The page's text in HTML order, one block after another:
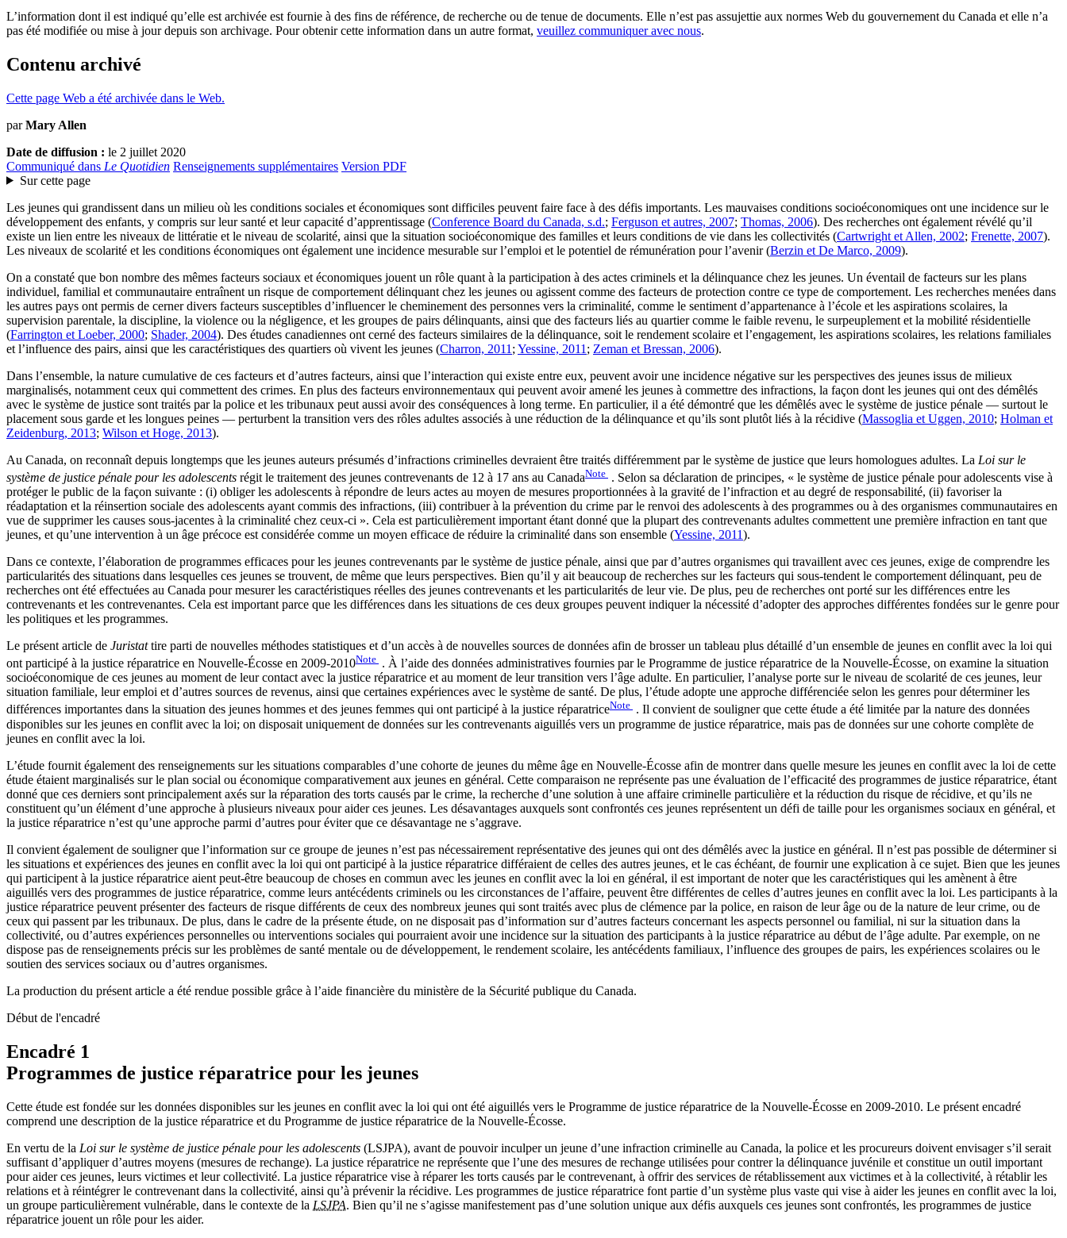
L’information dont il est indiqué qu’elle est archivée est fournie à des fins de référence, de recherche ou de tenue de documents. Elle n’est pas assujettie aux normes Web du gouvernement du Canada et elle n’a
pas été modifiée ou mise à jour depuis son archivage. Pour obtenir cette information dans un autre format, veuillez communiquer avec nous.
Contenu archivé
Cette page Web a été archivée dans le Web.
parMary Allen
Date de diffusion : le 2 juillet 2020
Communiqué dans Le Quotidien Renseignements supplémentaires Version PDF
Sur cette page
Les jeunes qui grandissent dans un milieu où les conditions sociales et économiques sont difficiles peuvent faire face à des défis importants. Les mauvaises conditions socioéconomiques ont une incidence sur le
développement des enfants, y compris sur leur santé et leur capacité d’apprentissage (Conference Board du Canada, s.d.; Ferguson et autres, 2007; Thomas, 2006). Des recherches ont également révélé qu’il
existe un lien entre les niveaux de littératie et le niveau de scolarité, ainsi que la situation socioéconomique des familles et leurs conditions de vie dans les collectivités (Cartwright et Allen, 2002; Frenette, 2007).
Les niveaux de scolarité et les conditions économiques ont également une incidence mesurable sur l’emploi et le potentiel de rémunération pour l’avenir (Berzin et De Marco, 2009).
On a constaté que bon nombre des mêmes facteurs sociaux et économiques jouent un rôle quant à la participation à des actes criminels et la délinquance chez les jeunes. Un éventail de facteurs sur les plans
individuel, familial et communautaire entraînent un risque de comportement délinquant chez les jeunes ou agissent comme des facteurs de protection contre ce type de comportement. Les recherches menées dans
les autres pays ont permis de cerner divers facteurs susceptibles d’influencer le cheminement des personnes vers la criminalité, comme le sentiment d’appartenance à l’école et les aspirations scolaires, la
supervision parentale, la discipline, la violence ou la négligence, et les groupes de pairs délinquants, ainsi que des facteurs liés au quartier comme le faible revenu, le surpeuplement et la mobilité résidentielle
(Farrington et Loeber, 2000; Shader, 2004). Des études canadiennes ont cerné des facteurs similaires de la délinquance, soit le rendement scolaire et l’engagement, les aspirations scolaires, les relations familiales
et l’influence des pairs, ainsi que les caractéristiques des quartiers où vivent les jeunes (Charron, 2011 ; Yessine, 2011 ; Zeman et Bressan, 2006).
Dans l’ensemble, la nature cumulative de ces facteurs et d’autres facteurs, ainsi que l’interaction qui existe entre eux, peuvent avoir une incidence négative sur les perspectives des jeunes issus de milieux
marginalisés, notamment ceux qui commettent des crimes. En plus des facteurs environnementaux qui peuvent avoir amené les jeunes à commettre des infractions, la façon dont les jeunes qui ont des démêlés
avec le système de justice sont traités par la police et les tribunaux peut aussi avoir des conséquences à long terme. En particulier, il a été démontré que les démêlés avec le système de justice pénale — surtout le
placement sous garde et les longues peines — perturbent la transition vers des rôles adultes associés à une réduction de la délinquance et qu’ils sont plutôt liés à la récidive (Massoglia et Uggen, 2010; Holman et
Zeidenburg, 2013; Wilson et Hoge, 2013).
Au Canada, on reconnaît depuis longtemps que les jeunes auteurs présumés d’infractions criminelles devraient être traités différemment par le système de justice que leurs homologues adultes. La Loi sur le
système de justice pénale pour les adolescents régit le traitement des jeunes contrevenants de 12 à 17 ans au CanadaNote . Selon sa déclaration de principes, « le système de justice pénale pour adolescents vise à
protéger le public de la façon suivante : (i) obliger les adolescents à répondre de leurs actes au moyen de mesures proportionnées à la gravité de l’infraction et au degré de responsabilité, (ii) favoriser la
réadaptation et la réinsertion sociale des adolescents ayant commis des infractions, (iii) contribuer à la prévention du crime par le renvoi des adolescents à des programmes ou à des organismes communautaires en
vue de supprimer les causes sous-jacentes à la criminalité chez ceux-ci ». Cela est particulièrement important étant donné que la plupart des contrevenants adultes commettent une première infraction en tant que
jeunes, et qu’une intervention à un âge précoce est considérée comme un moyen efficace de réduire la criminalité dans son ensemble (Yessine, 2011).
Dans ce contexte, l’élaboration de programmes efficaces pour les jeunes contrevenants par le système de justice pénale, ainsi que par d’autres organismes qui travaillent avec ces jeunes, exige de comprendre les
particularités des situations dans lesquelles ces jeunes se trouvent, de même que leurs perspectives. Bien qu’il y ait beaucoup de recherches sur les facteurs qui sous-tendent le comportement délinquant, peu de
recherches ont été effectuées au Canada pour mesurer les caractéristiques réelles des jeunes contrevenants et les particularités de leur vie. De plus, peu de recherches ont porté sur les différences entre les
contrevenants et les contrevenantes. Cela est important parce que les différences dans les situations de ces deux groupes peuvent indiquer la nécessité d’adopter des approches différentes fondées sur le genre pour
les politiques et les programmes.
Le présent article de Juristattire parti de nouvelles méthodes statistiques et d’un accès à de nouvelles sources de données afin de brosser un tableau plus détaillé d’un ensemble de jeunes en conflit avec la loi qui
ont participé à la justice réparatrice en Nouvelle-Écosse en 2009-2010Note . À l’aide des données administratives fournies par le Programme de justice réparatrice de la Nouvelle-Écosse, on examine la situation
socioéconomique de ces jeunes au moment de leur contact avec la justice réparatrice et au moment de leur transition vers l’âge adulte. En particulier, l’analyse porte sur le niveau de scolarité de ces jeunes, leur
situation familiale, leur emploi et d’autres sources de revenus, ainsi que certaines expériences avec le système de santé. De plus, l’étude adopte une approche différenciée selon les genres pour déterminer les
différences importantes dans la situation des jeunes hommes et des jeunes femmes qui ont participé à la justice réparatriceNote . Il convient de souligner que cette étude a été limitée par la nature des données
disponibles sur les jeunes en conflit avec la loi; on disposait uniquement de données sur les contrevenants aiguillés vers un programme de justice réparatrice, mais pas de données sur une cohorte complète de
jeunes en conflit avec la loi.
L’étude fournit également des renseignements sur les situations comparables d’une cohorte de jeunes du même âge en Nouvelle-Écosse afin de montrer dans quelle mesure les jeunes en conflit avec la loi de cette
étude étaient marginalisés sur le plan social ou économique comparativement aux jeunes en général. Cette comparaison ne représente pas une évaluation de l’efficacité des programmes de justice réparatrice, étant
donné que ces derniers sont principalement axés sur la réparation des torts causés par le crime, la recherche d’une solution à une affaire criminelle particulière et la réduction du risque de récidive, et qu’ils ne
constituent qu’un élément d’une approche à plusieurs niveaux pour aider ces jeunes. Les désavantages auxquels sont confrontés ces jeunes représentent un défi de taille pour les organismes sociaux en général, et
la justice réparatrice n’est qu’une approche parmi d’autres pour éviter que ce désavantage ne s’aggrave.
Il convient également de souligner que l’information sur ce groupe de jeunes n’est pas nécessairement représentative des jeunes qui ont des démêlés avec la justice en général. Il n’est pas possible de déterminer si
les situations et expériences des jeunes en conflit avec la loi qui ont participé à la justice réparatrice différaient de celles des autres jeunes, et le cas échéant, de fournir une explication à ce sujet. Bien que les jeunes
qui participent à la justice réparatrice aient peut-être beaucoup de choses en commun avec les jeunes en conflit avec la loi en général, il est important de noter que les caractéristiques qui les amènent à être
aiguillés vers des programmes de justice réparatrice, comme leurs antécédents criminels ou les circonstances de l’affaire, peuvent être différentes de celles d’autres jeunes en conflit avec la loi. Les participants à la
justice réparatrice peuvent présenter des facteurs de risque différents de ceux des nombreux jeunes qui sont traités avec plus de clémence par la police, en raison de leur âge ou de la nature de leur crime, ou de
ceux qui passent par les tribunaux. De plus, dans le cadre de la présente étude, on ne disposait pas d’information sur d’autres facteurs concernant les aspects personnel ou familial, ni sur la situation dans la
collectivité, ou d’autres expériences personnelles ou interventions sociales qui pourraient avoir une incidence sur la situation des participants à la justice réparatrice au début de l’âge adulte. Par exemple, on ne
dispose pas de renseignements précis sur les problèmes de santé mentale ou de développement, le rendement scolaire, les antécédents familiaux, l’influence des groupes de pairs, les expériences scolaires ou le
soutien des services sociaux ou d’autres organismes.
La production du présent article a été rendue possible grâce à l’aide financière du ministère de la Sécurité publique du Canada.
Début de l'encadré
Encadré 1
Programmes de justice réparatrice pour les jeunes
Cette étude est fondée sur les données disponibles sur les jeunes en conflit avec la loi qui ont été aiguillés vers le Programme de justice réparatrice de la Nouvelle-Écosse en 2009-2010. Le présent encadré
comprend une description de la justice réparatrice et du Programme de justice réparatrice de la Nouvelle-Écosse.
En vertu de la Loi sur le système de justice pénale pour les adolescents (LSJPA), avant de pouvoir inculper un jeune d’une infraction criminelle au Canada, la police et les procureurs doivent envisager s’il serait
suffisant d’appliquer d’autres moyens (mesures de rechange). La justice réparatrice ne représente que l’une des mesures de rechange utilisées pour contrer la délinquance juvénile et constitue un outil important
pour aider ces jeunes, leurs victimes et leur collectivité. La justice réparatrice vise à réparer les torts causés par le contrevenant, à offrir des services de rétablissement aux victimes et à la collectivité, à rétablir les
relations et à réintégrer le contrevenant dans la collectivité, ainsi qu’à prévenir la récidive. Les programmes de justice réparatrice font partie d’un système plus vaste qui vise à aider les jeunes en conflit avec la loi,
un groupe particulièrement vulnérable, dans le contexte de la LSJPA. Bien qu’il ne s’agisse manifestement pas d’une solution unique aux défis auxquels ces jeunes sont confrontés, les programmes de justice
réparatrice jouent un rôle pour les aider.